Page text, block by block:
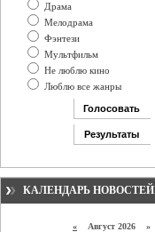
Драма
Мелодрама
Фэнтези
Мультфильм
Не люблю кино
Люблю все жанры
КАЛЕНДАРЬ НОВОСТЕЙ
« Август 2026 »